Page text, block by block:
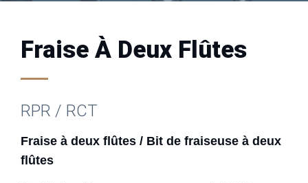
Fraise À Deux Flûtes
RPR / RCT
Fraise à deux flûtes / Bit de fraiseuse à deux
flûtes